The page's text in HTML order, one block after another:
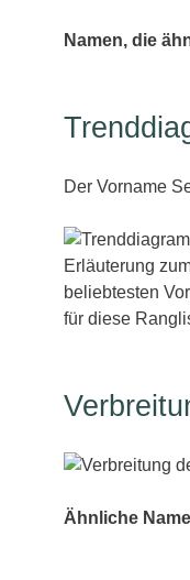
Namen, die
Der Vorname
Erläuterung
beliebtesten
für diese
Ähnliche